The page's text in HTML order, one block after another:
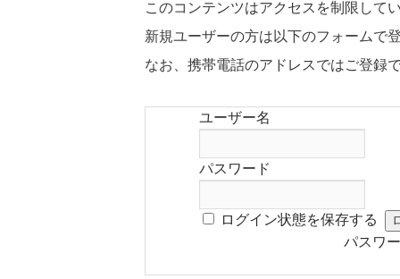
このコンテンツはアクセスを制限して
新規ユーザーの方は以下のフォームで
なお、携帯電話のアドレスではご登録
ユーザー名
パスワード
ログイン状態を保存する
パスワ